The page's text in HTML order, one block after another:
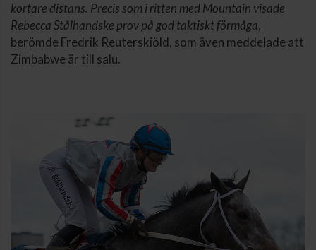
kortare distans. Precis som i ritten med Mountain visade
Rebecca Stålhandske prov på god taktiskt förmåga,
berömde Fredrik Reuterskiöld, som även meddelade att
Zimbabwe är till salu.